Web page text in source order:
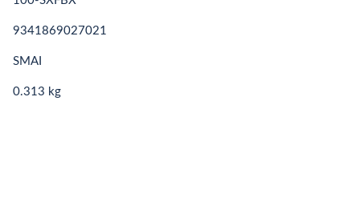
9341869027021
SMAI
0.313 kg